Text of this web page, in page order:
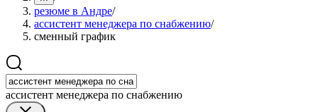
резюме в Андре/
ассистент менеджера по снабжению/
сменный график
ассистент менеджера по снабжению